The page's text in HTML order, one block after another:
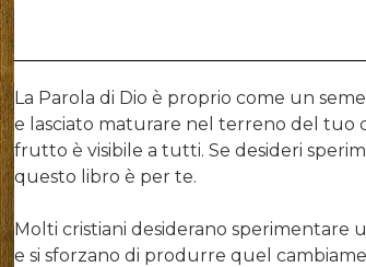
La Parola di Dio è proprio come un
e lasciato maturare nel terreno del tuo
frutto è visibile a tutti. Se desideri
questo libro è per te.
Molti cristiani desiderano sperimentare
e si sforzano di produrre quel